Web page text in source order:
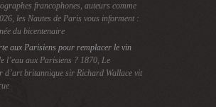
francophones, auteurs comme
les Nautes de Paris vous informent :
du bicentenaire
aux Parisiens pour remplacer le vin
l’eau aux Parisiens ? 1870, Le
d’art britannique sir Richard Wallace vit